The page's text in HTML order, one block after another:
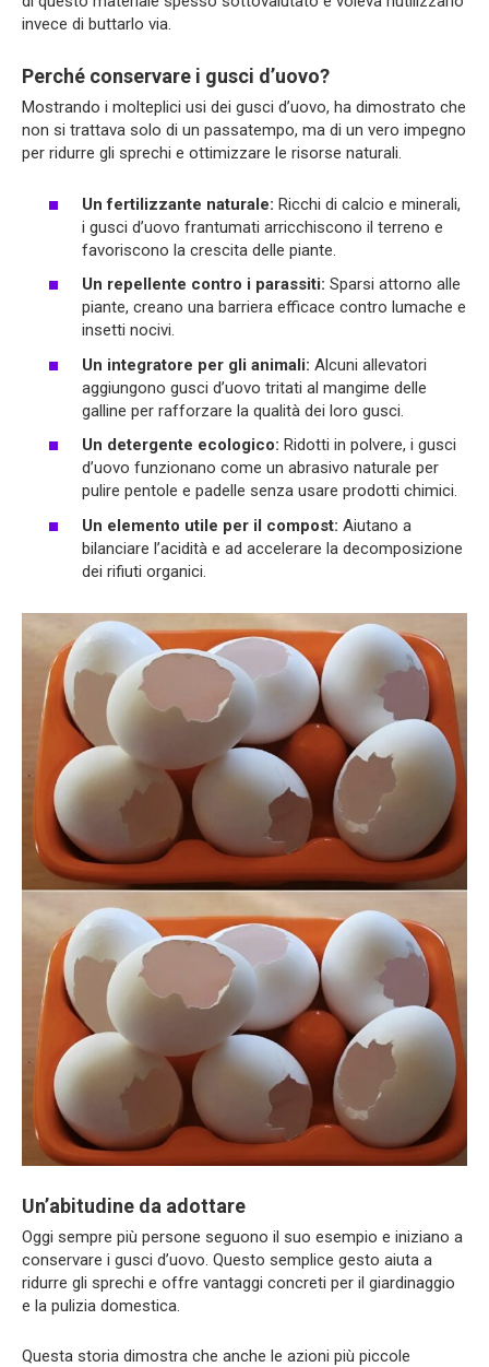
invece di buttarlo via.
Perché conservare i gusci d’uovo?
Mostrando i molteplici usi dei gusci d’uovo, ha dimostrato che
non si trattava solo di un passatempo, ma di un vero impegno
per ridurre gli sprechi e ottimizzare le risorse naturali.
Un fertilizzante naturale: Ricchi di calcio e minerali,
i gusci d’uovo frantumati arricchiscono il terreno e
favoriscono la crescita delle piante.
Un repellente contro i parassiti: Sparsi attorno alle
piante, creano una barriera efficace contro lumache e
insetti nocivi.
Un integratore per gli animali: Alcuni allevatori
aggiungono gusci d’uovo tritati al mangime delle
galline per rafforzare la qualità dei loro gusci.
Un detergente ecologico: Ridotti in polvere, i gusci
d’uovo funzionano come un abrasivo naturale per
pulire pentole e padelle senza usare prodotti chimici.
Un elemento utile per il compost: Aiutano a
bilanciare l’acidità e ad accelerare la decomposizione
dei rifiuti organici.
Un’abitudine da adottare
Oggi sempre più persone seguono il suo esempio e iniziano a
conservare i gusci d’uovo. Questo semplice gesto aiuta a
ridurre gli sprechi e offre vantaggi concreti per il giardinaggio
e la pulizia domestica.
Questa storia dimostra che anche le azioni più piccole